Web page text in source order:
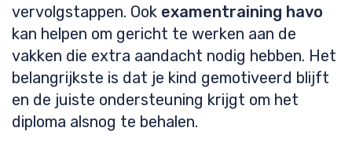
vervolgstappen. Ook examentraining havo
kan helpen om gericht te werken aan de
vakken die extra aandacht nodig hebben. Het
belangrijkste is dat je kind gemotiveerd blijft
en de juiste ondersteuning krijgt om het
diploma alsnog te behalen.